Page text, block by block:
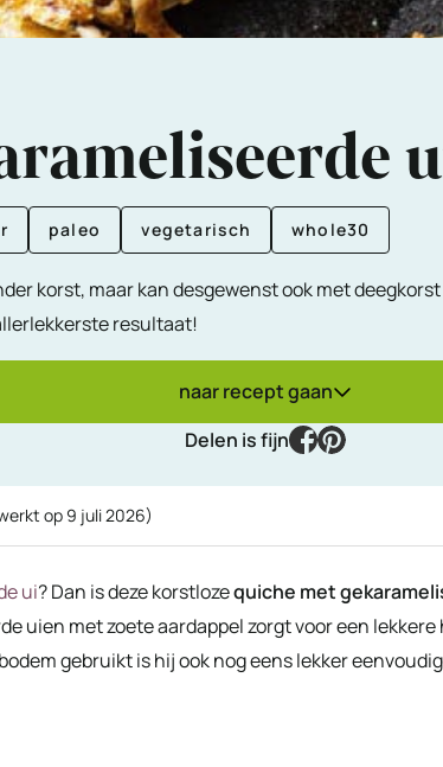
paleo vegetarisch whole30
korst, maar kan desgewenst ook met
resultaat!
naar recept gaan
Delen is fijn
facebook
pinterest
op 9 juli 2026)
ui? Dan is deze korstlozequiche met
uien met zoete aardappel zorgt voor een
gebruikt is hij ook nog eens lekker